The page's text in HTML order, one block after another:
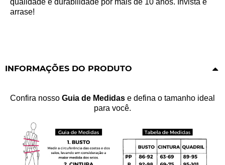
qualidade e durabilidade por mais de 10 anos. Invista e
arrase!
INFORMAÇÕES DO PRODUTO
Confira nosso Guia de Medidas e defina o tamanho ideal
para você.